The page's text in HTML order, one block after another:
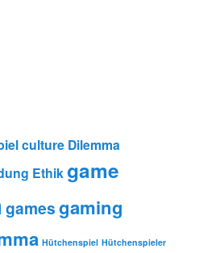
culture Dilemma
Ethikgame
gamesgaming
Hütchenspiel Hütchenspieler